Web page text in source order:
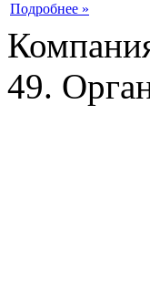
Подробнее »
49.